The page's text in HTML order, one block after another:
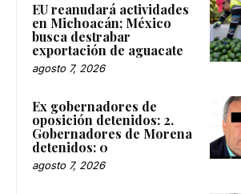
EU reanudará actividades
en Michoacán; México
busca destrabar
exportación de aguacate
agosto 7, 2026
Ex gobernadores de
oposición detenidos: 2.
Gobernadores de Morena
detenidos: 0
agosto 7, 2026